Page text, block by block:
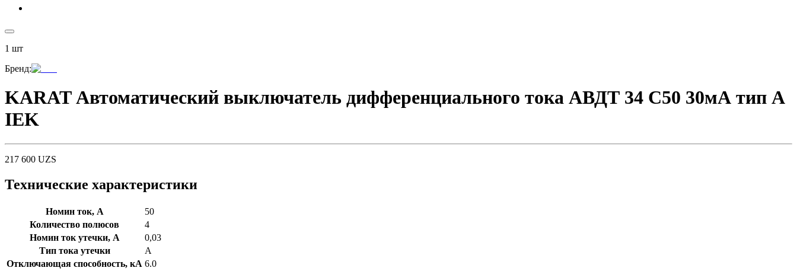
1 шт
Бренд:
KARAT Автоматический выключатель дифференциального тока АВДТ 34 C50 30мА тип A
IEK
217 600 UZS
Технические характеристики
Номин ток, А
50
Количество полюсов
4
Номин ток утечки, А
0,03
Тип тока утечки
A
Отключающая способность, кА 6.0